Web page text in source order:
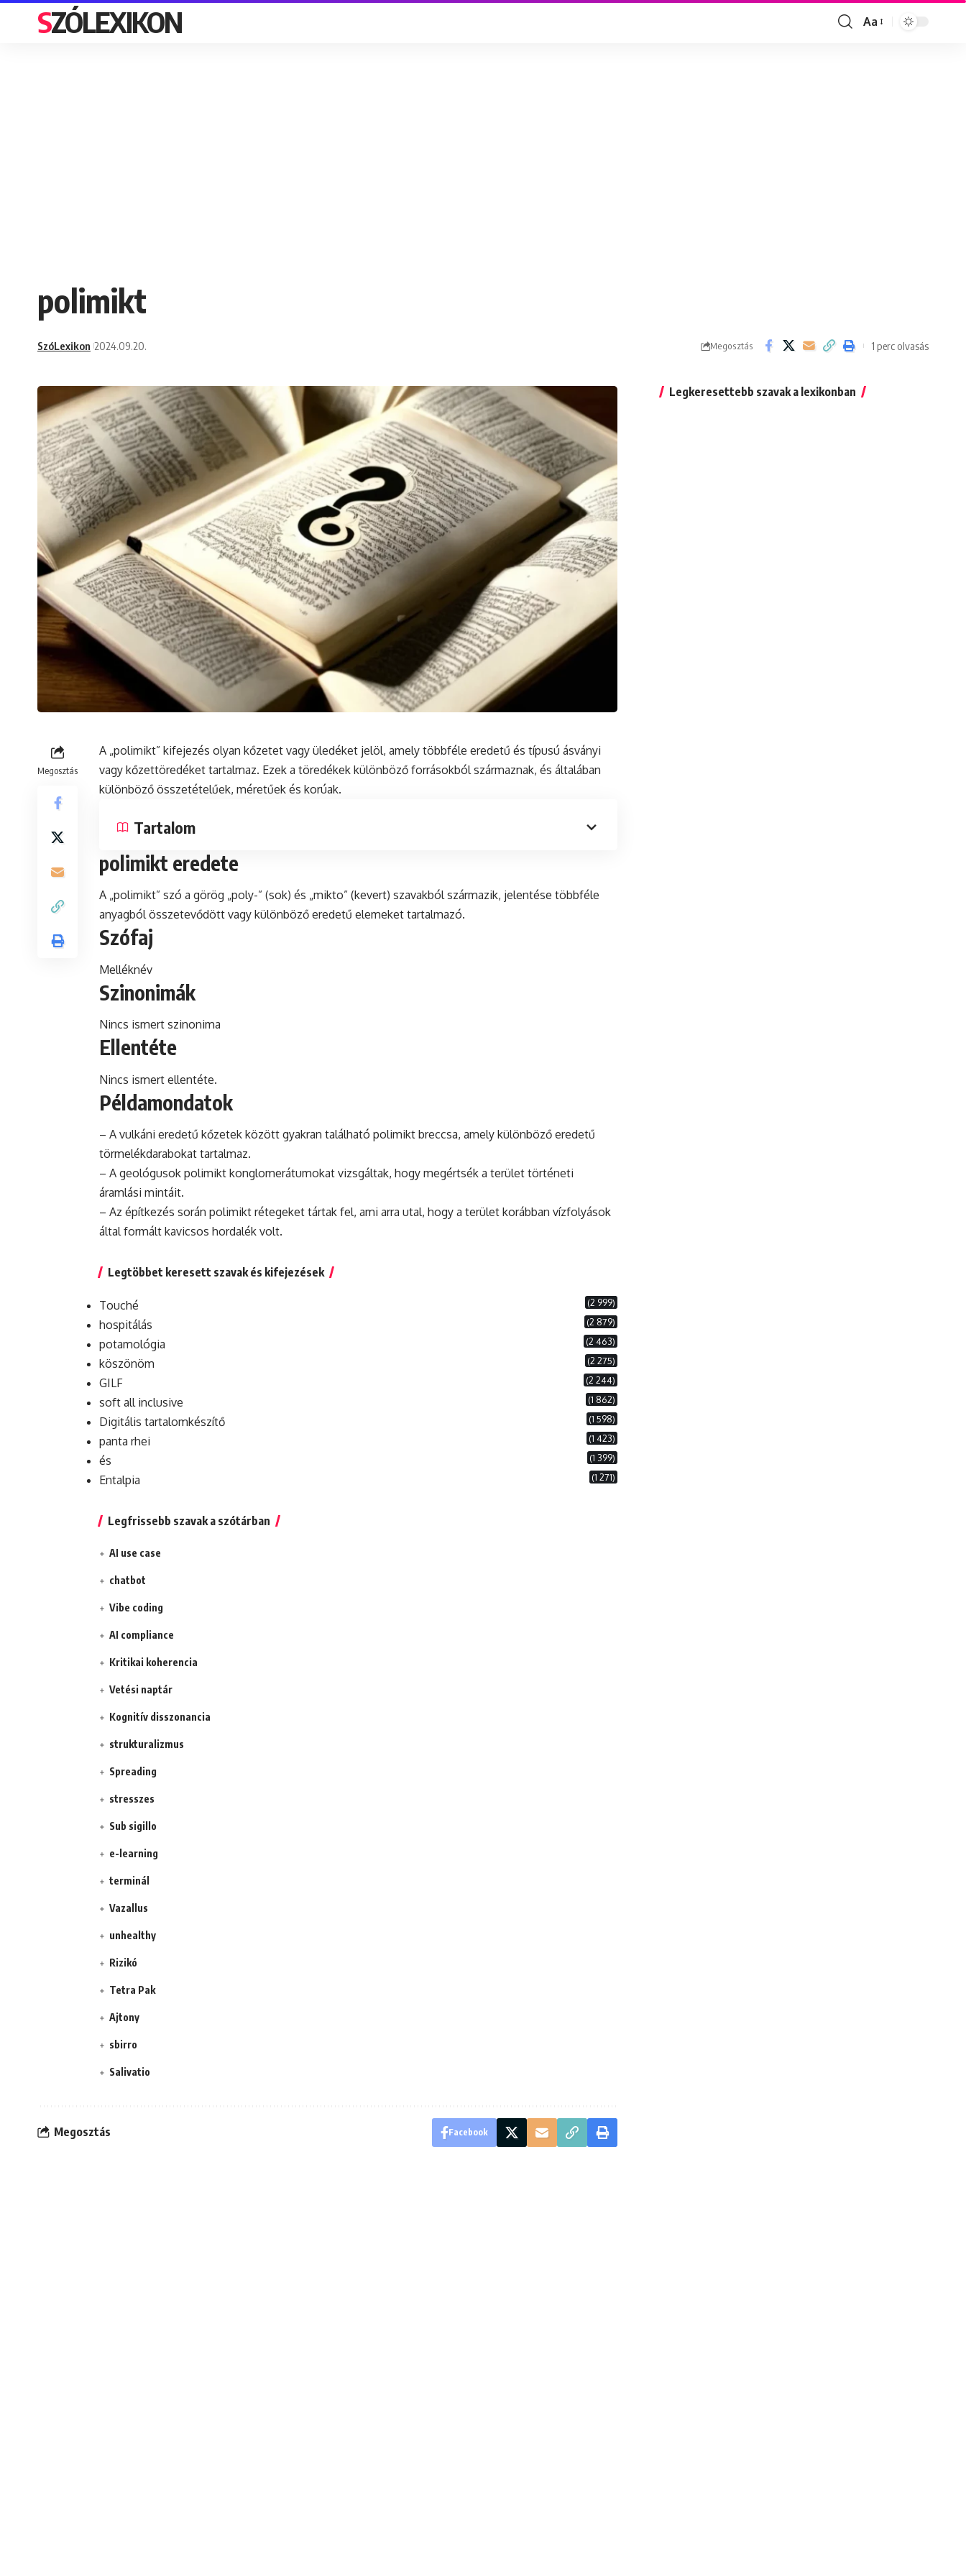
SZÓLEXIKON
Font
Aa
polimikt
SzóLexikon 2024.09.20. Megosztás 1 perc olvasás
Megosztás
A „polimikt” kifejezés olyan kőzetet vagy üledéket jelöl, amely többféle eredetű és típusú ásványi
vagy kőzettöredéket tartalmaz. Ezek a töredékek különböző forrásokból származnak, és általában
különböző összetételűek, méretűek és korúak.
Tartalom
polimikt eredete
A „polimikt” szó a görög „poly-” (sok) és „mikto” (kevert) szavakból származik, jelentése többféle
anyagból összetevődött vagy különböző eredetű elemeket tartalmazó.
Szófaj
Melléknév
Szinonimák
Nincs ismert szinonima
Ellentéte
Nincs ismert ellentéte.
Példamondatok
– A vulkáni eredetű kőzetek között gyakran található polimikt breccsa, amely különböző eredetű
törmelékdarabokat tartalmaz.
– A geológusok polimikt konglomerátumokat vizsgáltak, hogy megértsék a terület történeti
áramlási mintáit.
– Az építkezés során polimikt rétegeket tártak fel, ami arra utal, hogy a terület korábban vízfolyások
által formált kavicsos hordalék volt.
Legtöbbet keresett szavak és kifejezések
Touché (2 999)
hospitálás (2 879)
potamológia (2 463)
köszönöm (2 275)
GILF (2 244)
soft all inclusive (1 862)
Digitális tartalomkészítő (1 598)
panta rhei (1 423)
és (1 399)
Entalpia (1 271)
Legfrissebb szavak a szótárban
AI use case
chatbot
Vibe coding
AI compliance
Kritikai koherencia
Vetési naptár
Kognitív disszonancia
strukturalizmus
Spreading
stresszes
Sub sigillo
e-learning
terminál
Vazallus
unhealthy
Rizikó
Tetra Pak
Ajtony
sbirro
Salivatio
Megosztás Facebook
Legkeresettebb szavak a lexikonban